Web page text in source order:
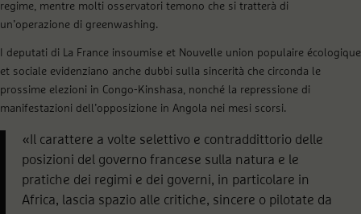
regime, mentre molti osservatori temono che si tratterà di
un’operazione di greenwashing.
I deputati di La France insoumise et Nouvelle union populaire écologique
et sociale evidenziano anche dubbi sulla sincerità che circonda le
prossime elezioni in Congo-Kinshasa, nonché la repressione di
manifestazioni dell’opposizione in Angola nei mesi scorsi.
«Il carattere a volte selettivo e contraddittorio delle
posizioni del governo francese sulla natura e le
pratiche dei regimi e dei governi, in particolare in
Africa, lascia spazio alle critiche, sincere o pilotate da